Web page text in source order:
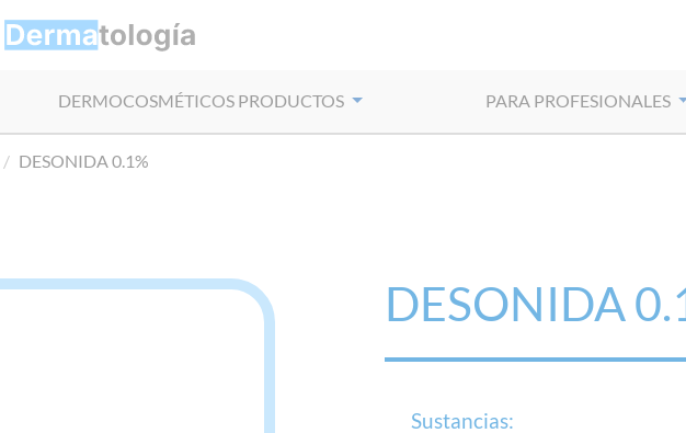
DERMOCOSMÉTICOS PRODUCTOS PARA PROFESIONALES
DESONIDA 0.1%
DESONIDA
Sustancias: